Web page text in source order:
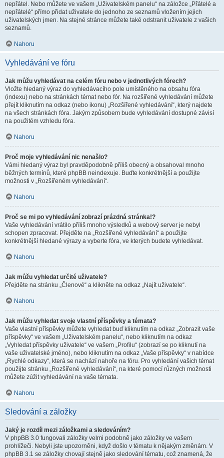
nepřátel. Nebo můžete ve vašem „Uživatelském panelu“ na záložce „Přátelé a
nepřátelé“ přímo přidat uživatele do jednoho ze seznamů vložením jejich
uživatelských jmen. Na stejné stránce můžete také odstranit uživatele z vašich
seznamů.
Nahoru
Vyhledávání ve fóru
Jak můžu vyhledávat na celém fóru nebo v jednotlivých fórech?
Vložte hledaný výraz do vyhledávacího pole umístěného na obsahu fóra
(indexu) nebo na stránkách témat nebo fór. Na rozšířené vyhledávání můžete
přejít kliknutím na odkaz (nebo ikonu) „Rozšířené vyhledávání“, který najdete
na všech stránkách fóra. Jakým způsobem bude vyhledávání dostupné závisí
na použitém vzhledu fóra.
Nahoru
Proč moje vyhledávání nic nenašlo?
Vámi hledaný výraz byl pravděpodobně příliš obecný a obsahoval mnoho
běžných termínů, které phpBB neindexuje. Buďte konkrétnější a použijte
možnosti v „Rozšířeném vyhledávání“.
Nahoru
Proč se mi po vyhledávání zobrazí prázdná stránka!?
Vaše vyhledávání vrátilo příliš mnoho výsledků a webový server je nebyl
schopen zpracovat. Přejděte na „Rozšířené vyhledávání“ a použijte
konkrétnější hledané výrazy a vyberte fóra, ve kterých budete vyhledávat.
Nahoru
Jak můžu vyhledat určité uživatele?
Přejděte na stránku „Členové“ a klikněte na odkaz „Najít uživatele“.
Nahoru
Jak můžu vyhledat svoje vlastní příspěvky a témata?
Vaše vlastní příspěvky můžete vyhledat buď kliknutím na odkaz „Zobrazit vaše
příspěvky“ ve vašem „Uživatelském panelu“, nebo kliknutím na odkaz
„Vyhledat příspěvky uživatele“ ve vašem „Profilu“ (zobrazí se po kliknutí na
vaše uživatelské jméno), nebo kliknutím na odkaz „Vaše příspěvky“ v nabídce
„Rychlé odkazy“, která se nachází nahoře na fóru. Pro vyhledání vašich témat
použijte stránku „Rozšířené vyhledávání“, na které pomocí různých možnosti
můžete zúžit vyhledávání na vaše témata.
Nahoru
Sledování a záložky
Jaký je rozdíl mezi záložkami a sledováním?
V phpBB 3.0 fungovali záložky velmi podobně jako záložky ve vašem
prohlížeči. Nebyli jste upozorněni, když došlo v tématu k nějakým změnám. V
phpBB 3.1 se záložky chovají stejně jako sledování tématu, což znamená, že